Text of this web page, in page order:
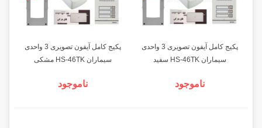
پکیج کامل آیفون تصویری 3 واحدی
سیماران HS-46TK سفید
ناموجود
پکیج کامل آیفون تصویری 3 واحدی
سیماران HS-46TK مشکی
ناموجود